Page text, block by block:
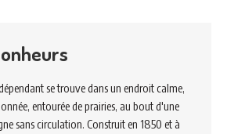
se trouve dans un endroit calme,
entourée de prairies, au bout d'une
sans circulation. Construit en 1850 et à